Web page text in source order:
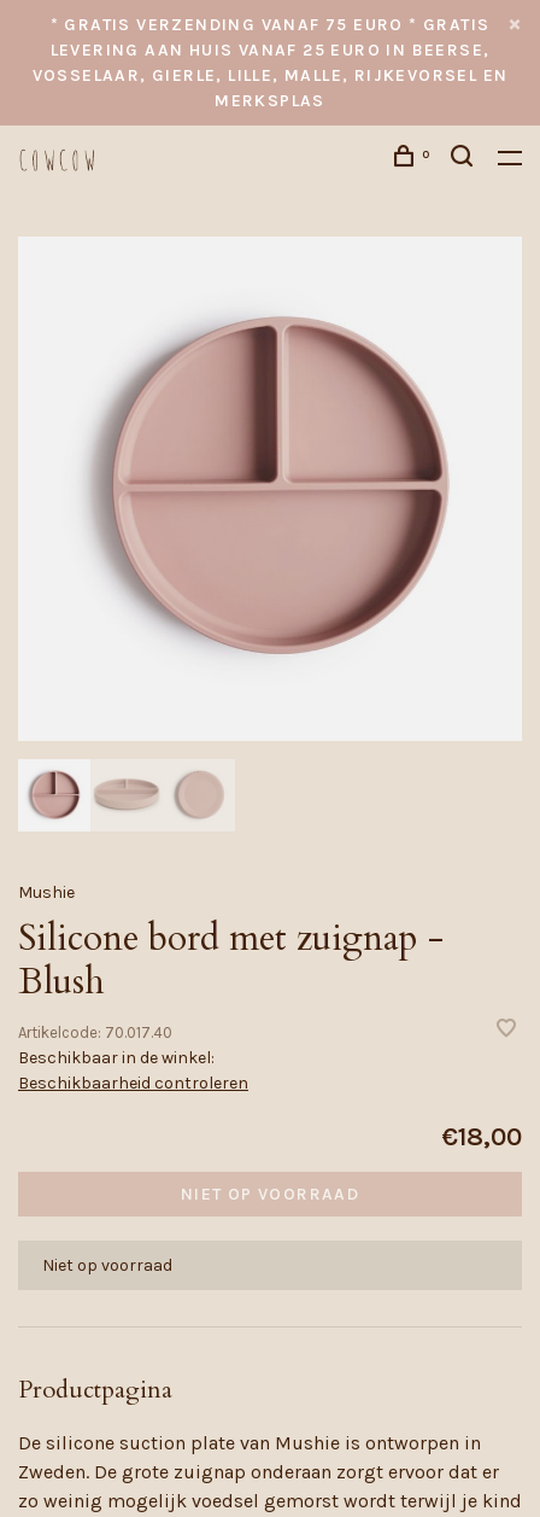
* GRATIS VERZENDING VANAF 75 EURO * GRATIS
LEVERING AAN HUIS VANAF 25 EURO IN BEERSE,
VOSSELAAR, GIERLE, LILLE, MALLE, RIJKEVORSEL EN
MERKSPLAS
0
Mushie
Silicone bord met zuignap -
Blush
Artikelcode: 70.017.40
Beschikbaar in de winkel:
Beschikbaarheid controleren
€18,00
NIET OP VOORRAAD
Niet op voorraad
Productpagina
De silicone suction plate van Mushie is ontworpen in
Zweden. De grote zuignap onderaan zorgt ervoor dat er
zo weinig mogelijk voedsel gemorst wordt terwijl je kind